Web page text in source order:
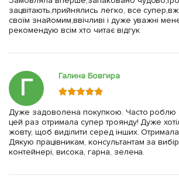
зацвітають,прийнялись легко, все
своїм знайомим,ввічливі і дуже уважні
рекомендую всім хто читає відгук
Г Галина Бовгира
Дуже задоволена покупкою. Часто роблю
цей раз отримала супер троянду! Дуже
жовту, щоб виділити серед інших.
Дякую працівникам, консультантам за
контейнері, висока, гарна, зелена.